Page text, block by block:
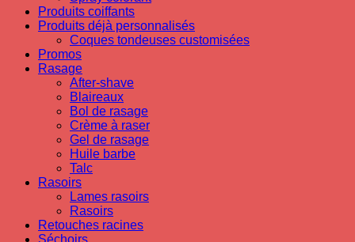
Produits coiffants
Produits déjà personnalisés
Coques tondeuses customisées
Promos
Rasage
After-shave
Blaireaux
Bol de rasage
Crème à raser
Gel de rasage
Huile barbe
Talc
Rasoirs
Lames rasoirs
Rasoirs
Retouches racines
Séchoirs